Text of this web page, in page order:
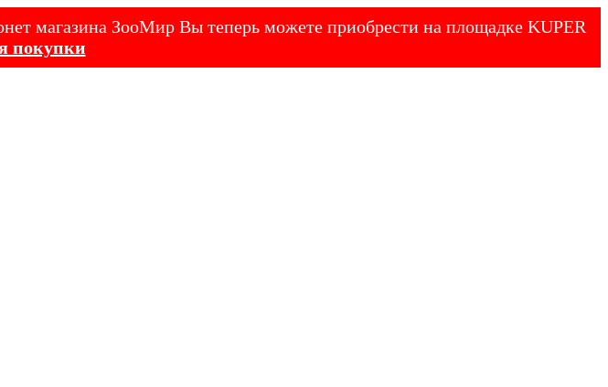
магазина ЗооМир Вы теперь можете приобрести на площадке KUPER
покупки